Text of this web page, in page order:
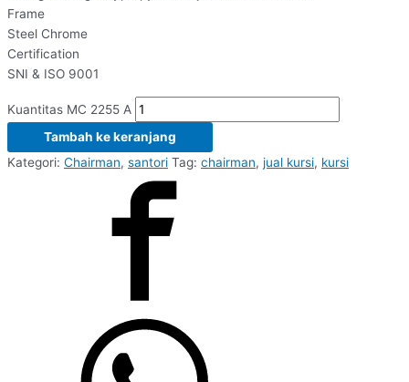
Frame
Steel Chrome
Certification
SNI & ISO 9001
Kuantitas MC 2255 A
Tambah ke keranjang
Kategori: Chairman, santori Tag: chairman, jual kursi, kursi